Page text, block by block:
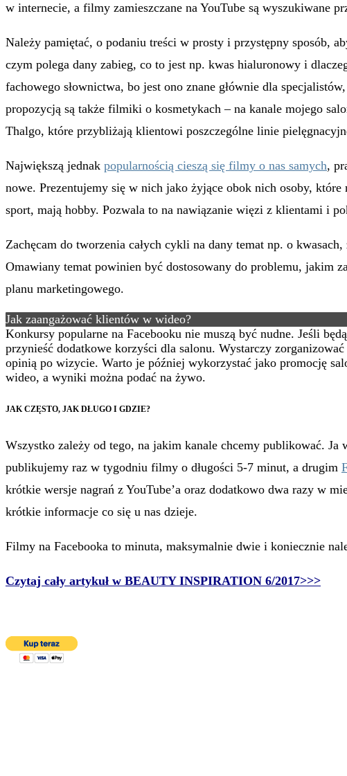
w internecie, a filmy zamieszczane na YouTube są wyszukiwane
Należy pamiętać, o podaniu treści w prosty i przystępny sposób,
czym polega dany zabieg, co to jest np. kwas hialuronowy i
fachowego słownictwa, bo jest ono znane głównie dla
propozycją są także filmiki o kosmetykach – na kanale mojego
Thalgo, które przybliżają klientowi poszczególne linie
Największą jednak popularnością cieszą się filmy o nas samych,
nowe. Prezentujemy się w nich jako żyjące obok nich osoby,
sport, mają hobby. Pozwala to na nawiązanie więzi z klientami i
Zachęcam do tworzenia całych cykli na dany temat np. o
Omawiany temat powinien być dostosowany do problemu, jakim
planu marketingowego.
Jak zaangażować klientów w wideo?
Konkursy popularne na Facebooku nie muszą być nudne. Jeśli
przynieść dodatkowe korzyści dla salonu. Wystarczy
opinią po wizycie. Warto je później wykorzystać jako promocję
wideo, a wyniki można podać na żywo.
JAK CZĘSTO, JAK DŁUGO I GDZIE?
Wszystko zależy od tego, na jakim kanale chcemy publikować. Ja
publikujemy raz w tygodniu filmy o długości 5-7 minut, a drugim
krótkie wersje nagrań z YouTube’a oraz dodatkowo dwa razy w
krótkie informacje co się u nas dzieje.
Filmy na Facebooka to minuta, maksymalnie dwie i koniecznie
Czytaj cały artykuł w BEAUTY INSPIRATION 6/2017>>>